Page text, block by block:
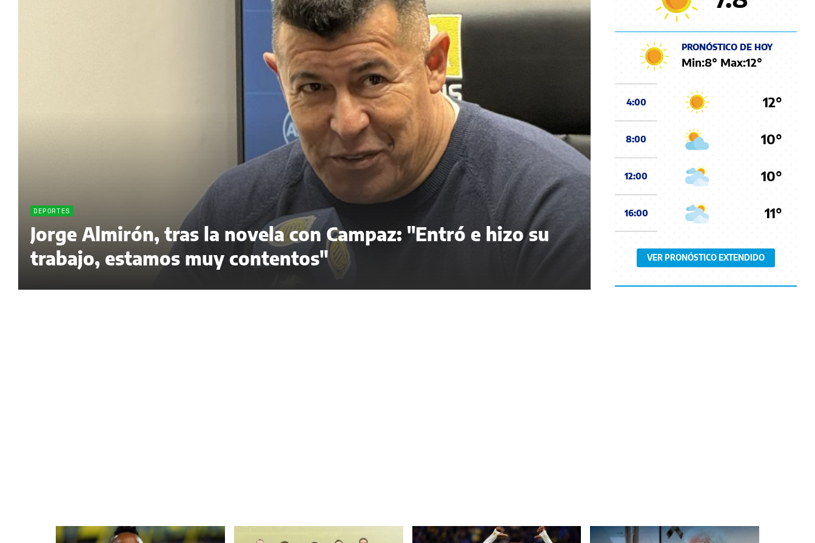
DEPORTES
Jorge Almirón, tras la novela con Campaz: "Entró e hizo su
trabajo, estamos muy contentos"
PRONÓSTICO DE HOY
Min:8° Max:12°
4:00 12°
8:00 10°
12:00 10°
16:00 11°
VER PRONÓSTICO EXTENDIDO